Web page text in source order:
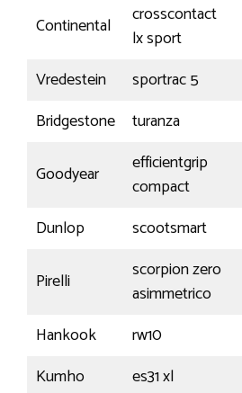
Continental
crosscontact
lx sport
Vredestein
sportrac 5
Bridgestone
turanza
Goodyear
efficientgrip
compact
Dunlop
scootsmart
Pirelli
scorpion zero
asimmetrico
Hankook
rw10
Kumho
es31 xl